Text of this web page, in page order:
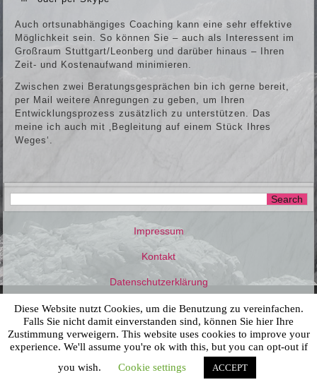
Auch ortsunabhängiges Coaching kann eine sehr effektive
Möglichkeit sein. So können Sie – auch als Interessent im
Großraum Stuttgart/Leonberg und darüber hinaus – Ihren
Zeit- und Kostenaufwand minimieren.
Zwischen zwei Beratungsgesprächen bin ich gerne bereit,
per Mail weitere Anregungen zu geben, um Ihren
Entwicklungsprozess zusätzlich zu unterstützen. Das
meine ich auch mit ‚Begleitung auf einem Stück Ihres
Weges‘.
Impressum
Kontakt
Datenschutzerklärung
Copy Right (C) Gisela Metzler 2016 – 2018
Diese Website nutzt Cookies, um die Benutzung zu vereinfachen.
Falls Sie nicht damit einverstanden sind, können Sie hier Ihre
Zustimmung verweigern. This website uses cookies to improve your
experience. We'll assume you're ok with this, but you can opt-out if
you wish.
Cookie settings ACCEPT